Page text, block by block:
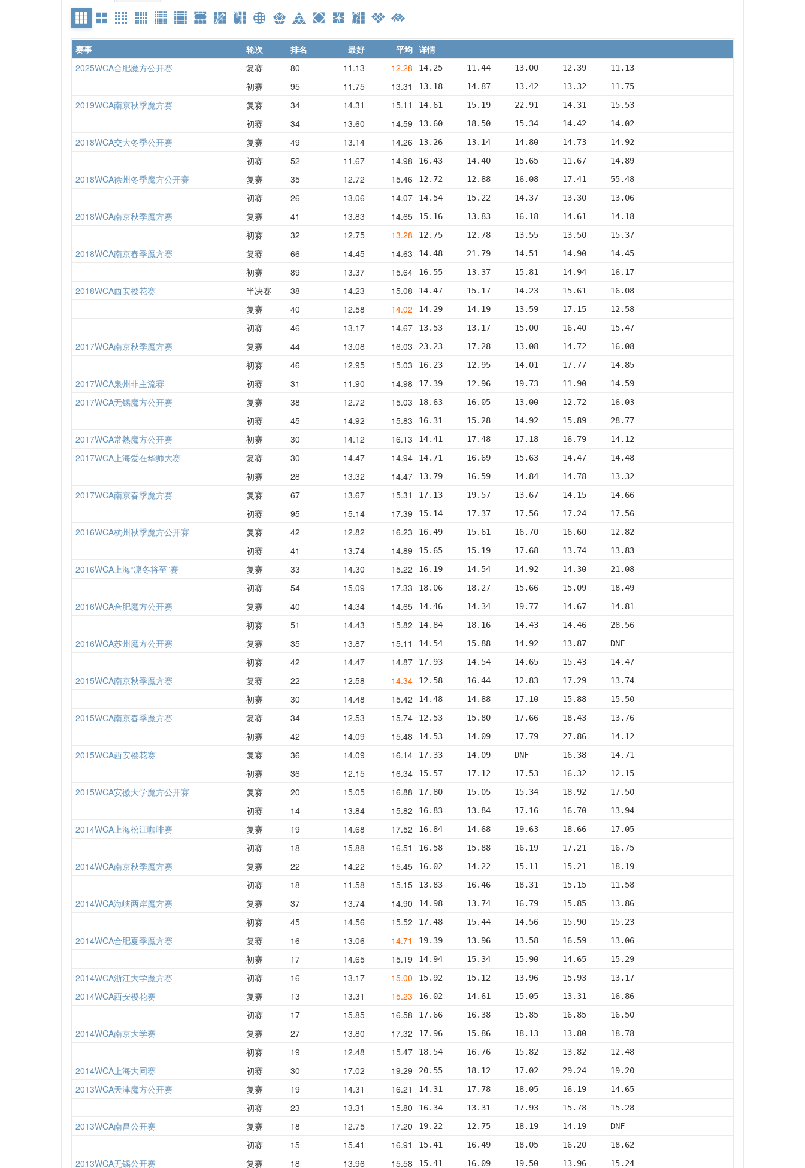
赛事 轮次 排名 最好 平均 详情
2025WCA合肥魔方公开赛
复赛 80 11.13 12.28 14.25     11.44     13.00     12.39     11.13
初赛 95 11.75 13.31 13.18     14.87     13.42     13.32     11.75
2019WCA南京秋季魔方赛 复赛 34 14.31 15.11 14.61     15.19     22.91     14.31     15.53
初赛 34 13.60 14.59 13.60     18.50     15.34     14.42     14.02
2018WCA交大冬季公开赛 复赛 49 13.14 14.26 13.26     13.14     14.80     14.73     14.92
初赛 52 11.67 14.98 16.43     14.40     15.65     11.67     14.89
2018WCA徐州冬季魔方公开赛 复赛 35 12.72 15.46 12.72     12.88     16.08     17.41     55.48
初赛 26 13.06 14.07 14.54     15.22     14.37     13.30     13.06
2018WCA南京秋季魔方赛 复赛 41 13.83 14.65 15.16     13.83     16.18     14.61     14.18
初赛 32 12.75 13.28 12.75     12.78     13.55     13.50     15.37
2018WCA南京春季魔方赛 复赛 66 14.45 14.63 14.48     21.79     14.51     14.90     14.45
初赛 89 13.37 15.64 16.55     13.37     15.81     14.94     16.17
2018WCA西安樱花赛 半决赛 38 14.23 15.08 14.47     15.17     14.23     15.61     16.08
复赛 40 12.58 14.02 14.29     14.19     13.59     17.15     12.58
初赛 46 13.17 14.67 13.53     13.17     15.00     16.40     15.47
2017WCA南京秋季魔方赛 复赛 44 13.08 16.03 23.23     17.28     13.08     14.72     16.08
初赛 46 12.95 15.03 16.23     12.95     14.01     17.77     14.85
2017WCA泉州非主流赛 初赛 31 11.90 14.98 17.39     12.96     19.73     11.90     14.59
2017WCA无锡魔方公开赛 复赛 38 12.72 15.03 18.63     16.05     13.00     12.72     16.03
初赛 45 14.92 15.83 16.31     15.28     14.92     15.89     28.77
2017WCA常熟魔方公开赛 初赛 30 14.12 16.13 14.41     17.48     17.18     16.79     14.12
2017WCA上海爱在华师大赛 复赛 30 14.47 14.94 14.71     16.69     15.63     14.47     14.48
初赛 28 13.32 14.47 13.79     16.59     14.84     14.78     13.32
2017WCA南京春季魔方赛 复赛 67 13.67 15.31 17.13     19.57     13.67     14.15     14.66
初赛 95 15.14 17.39 15.14     17.37     17.56     17.24     17.56
2016WCA杭州秋季魔方公开赛 复赛 42 12.82 16.23 16.49     15.61     16.70     16.60     12.82
初赛 41 13.74 14.89 15.65     15.19     17.68     13.74     13.83
2016WCA上海“凛冬将至”赛 复赛 33 14.30 15.22 16.19     14.54     14.92     14.30     21.08
初赛 54 15.09 17.33 18.06     18.27     15.66     15.09     18.49
2016WCA合肥魔方公开赛 复赛 40 14.34 14.65 14.46     14.34     19.77     14.67     14.81
初赛 51 14.43 15.82 14.84     18.16     14.43     14.46     28.56
2016WCA苏州魔方公开赛 复赛 35 13.87 15.11 14.54     15.88     14.92     13.87     DNF
初赛 42 14.47 14.87 17.93     14.54     14.65     15.43     14.47
2015WCA南京秋季魔方赛 复赛 22 12.58 14.34 12.58     16.44     12.83     17.29     13.74
初赛 30 14.48 15.42 14.48     14.88     17.10     15.88     15.50
2015WCA南京春季魔方赛 复赛 34 12.53 15.74 12.53     15.80     17.66     18.43     13.76
初赛 42 14.09 15.48 14.53     14.09     17.79     27.86     14.12
2015WCA西安樱花赛 复赛 36 14.09 16.14 17.33     14.09     DNF       16.38     14.71
初赛 36 12.15 16.34 15.57     17.12     17.53     16.32     12.15
2015WCA安徽大学魔方公开赛 复赛 20 15.05 16.88 17.80     15.05     15.34     18.92     17.50
初赛 14 13.84 15.82 16.83     13.84     17.16     16.70     13.94
2014WCA上海松江咖啡赛 复赛 19 14.68 17.52 16.84     14.68     19.63     18.66     17.05
初赛 18 15.88 16.51 16.58     15.88     16.19     17.21     16.75
2014WCA南京秋季魔方赛 复赛 22 14.22 15.45 16.02     14.22     15.11     15.21     18.19
初赛 18 11.58 15.15 13.83     16.46     18.31     15.15     11.58
2014WCA海峡两岸魔方赛 复赛 37 13.74 14.90 14.98     13.74     16.79     15.85     13.86
初赛 45 14.56 15.52 17.48     15.44     14.56     15.90     15.23
2014WCA合肥夏季魔方赛 复赛 16 13.06 14.71 19.39     13.96     13.58     16.59     13.06
初赛 17 14.65 15.19 14.94     15.34     15.90     14.65     15.29
2014WCA浙江大学魔方赛 初赛 16 13.17 15.00 15.92     15.12     13.96     15.93     13.17
2014WCA西安樱花赛 复赛 13 13.31 15.23 16.02     14.61     15.05     13.31     16.86
初赛 17 15.85 16.58 17.66     16.38     15.85     16.85     16.50
2014WCA南京大学赛 复赛 27 13.80 17.32 17.96     15.86     18.13     13.80     18.78
初赛 19 12.48 15.47 18.54     16.76     15.82     13.82     12.48
2014WCA上海大同赛 初赛 30 17.02 19.29 20.55     18.12     17.02     29.24     19.20
2013WCA天津魔方公开赛 复赛 19 14.31 16.21 14.31     17.78     18.05     16.19     14.65
初赛 23 13.31 15.80 16.34     13.31     17.93     15.78     15.28
2013WCA南昌公开赛 复赛 18 12.75 17.20 19.22     12.75     18.19     14.19     DNF
初赛 15 15.41 16.91 15.41     16.49     18.05     16.20     18.62
2013WCA无锡公开赛 复赛 18 13.96 15.58 15.41     16.09     19.50     13.96     15.24